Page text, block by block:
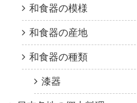
和食器の模様
和食器の産地
和食器の種類
漆器